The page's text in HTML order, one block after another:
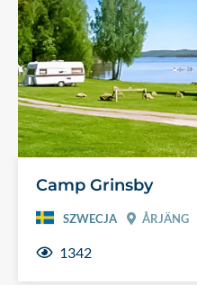
Camp Grinsby
SZWECJA ÅRJÄNG
1342